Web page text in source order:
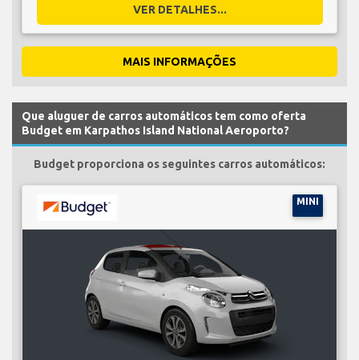
VER DETALHES...
MAIS INFORMAÇÕES
Que aluguer de carros automáticos tem como oferta
Budget em Karpathos Island National Aeroporto?
Budget proporciona os seguintes carros automáticos:
MINI